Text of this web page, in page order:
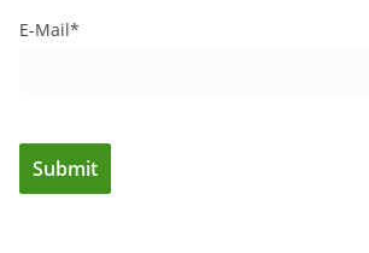
E-Mail*